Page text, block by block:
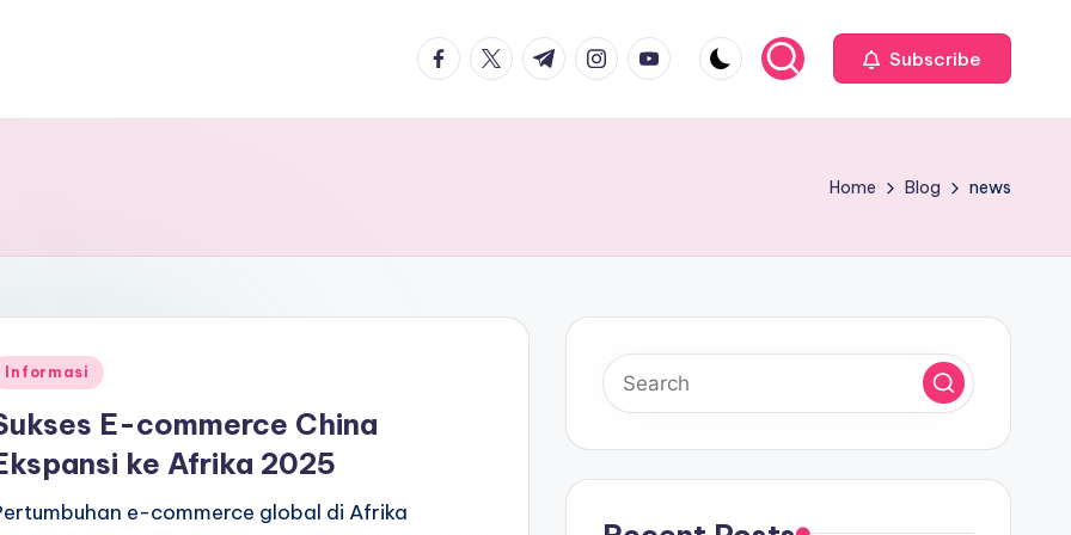
facebook.com
twitter.com
t.me instagram.com
youtube.com Subscribe
Home Blog news
Informasi
E-commerce China
ke Afrika 2025
e-commerce global di Afrika